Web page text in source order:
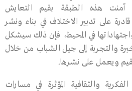
آمنت هذه الطبقة بقيم التعايش
على تدبير الاختلاف في بناء ونشر
في المحيط، فإن ذلك سيشكل
والتجربة إلى جيل الشباب من خلال
ويعمل على نشرها.
والثقافية المؤثرة في مسارات